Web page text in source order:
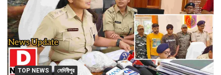
TOP NEWS মেদিনীপুর